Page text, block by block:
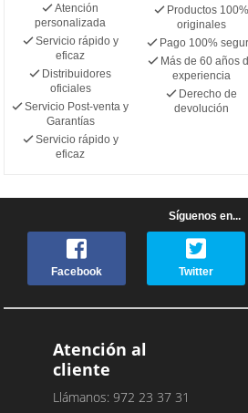
Atención
personalizada
Servicio rápido y
eficaz
Distribuidores
oficiales
Servicio Post-venta y
Garantías
Servicio rápido y
eficaz
Productos 100%
originales
Pago 100%
Más de 60 años
experiencia
Derecho de
devolución
Síguenos en...
Facebook Twitter
Atención al
cliente
Llámanos: 972 23 37 31